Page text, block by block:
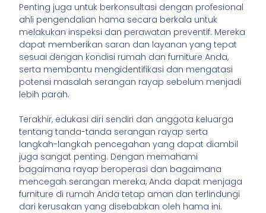
Penting juga untuk berkonsultasi dengan profesional
ahli pengendalian hama secara berkala untuk
melakukan inspeksi dan perawatan preventif. Mereka
dapat memberikan saran dan layanan yang tepat
sesuai dengan kondisi rumah dan furniture Anda,
serta membantu mengidentifikasi dan mengatasi
potensi masalah serangan rayap sebelum menjadi
lebih parah.
Terakhir, edukasi diri sendiri dan anggota keluarga
tentang tanda-tanda serangan rayap serta
langkah-langkah pencegahan yang dapat diambil
juga sangat penting. Dengan memahami
bagaimana rayap beroperasi dan bagaimana
mencegah serangan mereka, Anda dapat menjaga
furniture di rumah Anda tetap aman dan terlindungi
dari kerusakan yang disebabkan oleh hama ini.